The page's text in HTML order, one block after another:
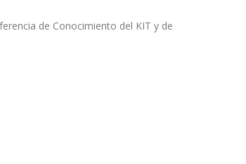
de Conocimiento del KIT y de